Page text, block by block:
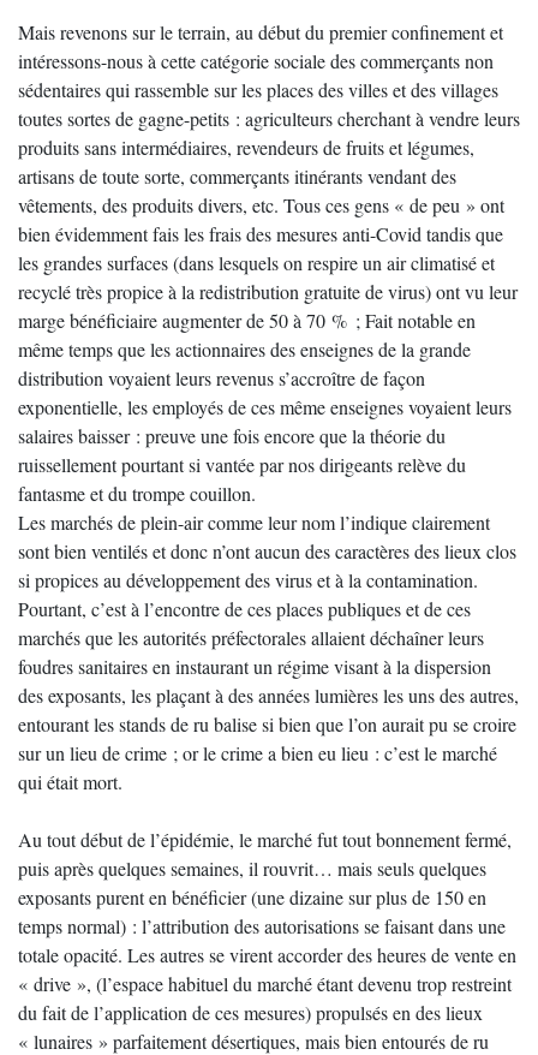
Mais revenons sur le terrain, au début du premier confinement et
intéressons-nous à cette catégorie sociale des commerçants non
sédentaires qui rassemble sur les places des villes et des villages
toutes sortes de gagne-petits : agriculteurs cherchant à vendre leurs
produits sans intermédiaires, revendeurs de fruits et légumes,
artisans de toute sorte, commerçants itinérants vendant des
vêtements, des produits divers, etc. Tous ces gens « de peu » ont
bien évidemment fais les frais des mesures anti-Covid tandis que
les grandes surfaces (dans lesquels on respire un air climatisé et
recyclé très propice à la redistribution gratuite de virus) ont vu leur
marge bénéficiaire augmenter de 50 à 70 % ; Fait notable en
même temps que les actionnaires des enseignes de la grande
distribution voyaient leurs revenus s’accroître de façon
exponentielle, les employés de ces même enseignes voyaient leurs
salaires baisser : preuve une fois encore que la théorie du
ruissellement pourtant si vantée par nos dirigeants relève du
fantasme et du trompe couillon.
Les marchés de plein-air comme leur nom l’indique clairement
sont bien ventilés et donc n’ont aucun des caractères des lieux clos
si propices au développement des virus et à la contamination.
Pourtant, c’est à l’encontre de ces places publiques et de ces
marchés que les autorités préfectorales allaient déchaîner leurs
foudres sanitaires en instaurant un régime visant à la dispersion
des exposants, les plaçant à des années lumières les uns des autres,
entourant les stands de ru balise si bien que l’on aurait pu se croire
sur un lieu de crime ; or le crime a bien eu lieu : c’est le marché
qui était mort.
Au tout début de l’épidémie, le marché fut tout bonnement fermé,
puis après quelques semaines, il rouvrit… mais seuls quelques
exposants purent en bénéficier (une dizaine sur plus de 150 en
temps normal) : l’attribution des autorisations se faisant dans une
totale opacité. Les autres se virent accorder des heures de vente en
« drive », (l’espace habituel du marché étant devenu trop restreint
du fait de l’application de ces mesures) propulsés en des lieux
« lunaires » parfaitement désertiques, mais bien entourés de ru